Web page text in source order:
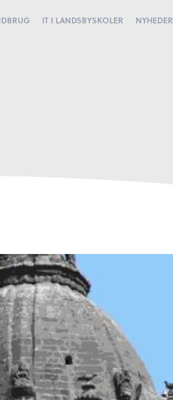
IT I LANDSBYSKOLER NYHEDER